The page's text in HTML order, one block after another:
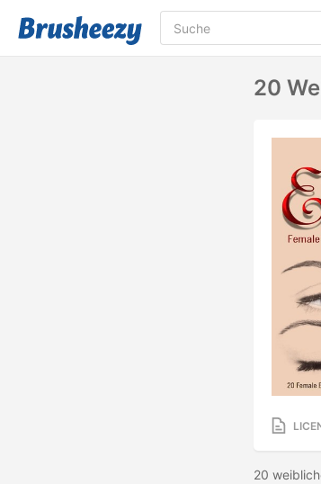
20
20